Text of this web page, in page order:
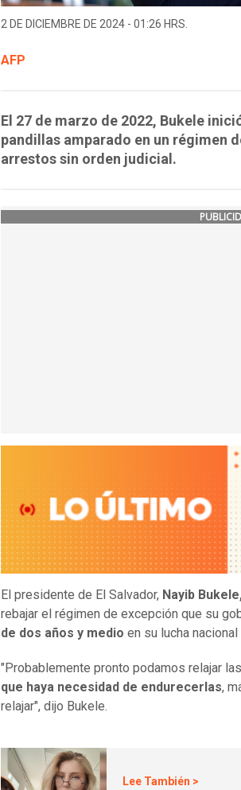
2 DE DICIEMBRE DE 2024 - 01:26 HRS.
AFP
El 27 de marzo de 2022, Bukele
pandillas amparado en un régimen
arrestos sin orden judicial.
El presidente de El Salvador, Nayib
rebajar el régimen de excepción que su
de dos años y medio en su lucha
"Probablemente pronto podamos relajar
que haya necesidad de endurecerlas,
relajar", dijo Bukele.
Lee También >